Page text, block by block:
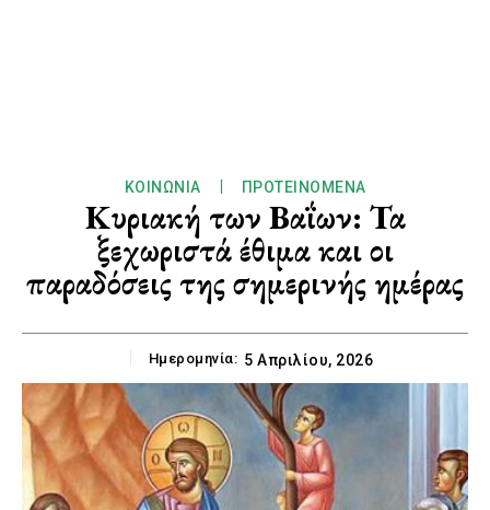
ΚΟΙΝΩΝΊΑ ΠΡΟΤΕΙΝΌΜΕΝΑ
Κυριακή των Βαΐων: Τα
ξεχωριστά έθιμα και οι
παραδόσεις της σημερινής ημέρας
Ημερομηνία: 5 Απριλίου, 2026